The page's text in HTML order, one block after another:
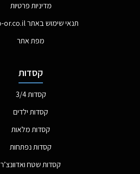
מדיניות פרטיות
תנאי שימוש באתר moto-or.co.il
מפת אתר
קסדות
קסדות 3/4
קסדות ילדים
קסדות מלאות
קסדות נפתחות
קסדות שטח ואדוונצ’ר